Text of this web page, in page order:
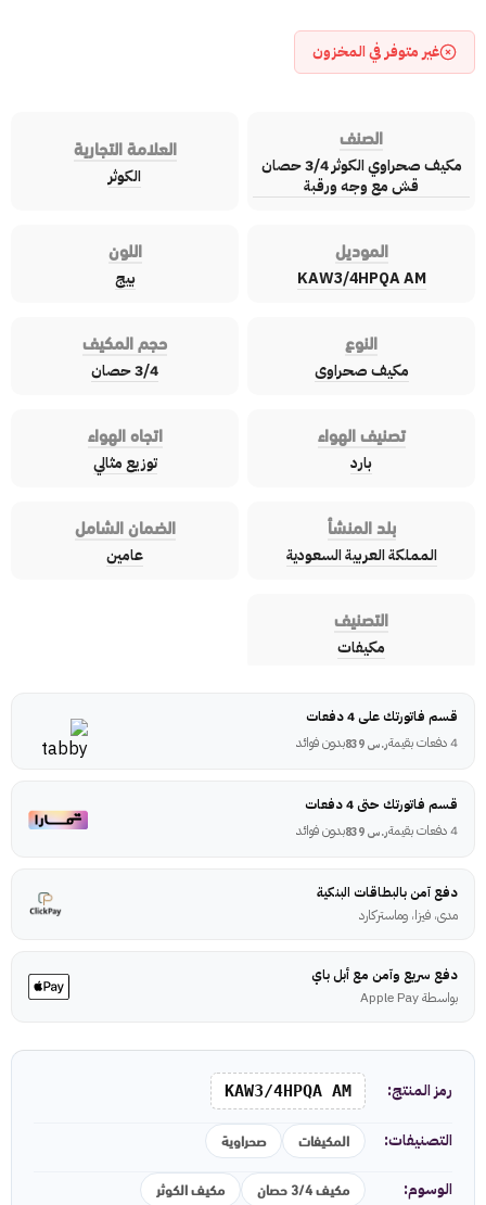
غير متوفر في المخزون
الصنف
مكيف صحراوي الكوثر 3/4 حصان
قش مع وجه ورقبة
العلامة التجارية
الكوثر
الموديل
KAW3/4HPQA AM
اللون
بيج
النوع
مكيف صحراوى
حجم المكيف
3/4 حصان
تصنيف الهواء
بارد
اتجاه الهواء
توزيع مثالي
بلد المنشأ
المملكة العربية السعودية
الضمان الشامل
عامين
التصنيف
مكيفات
قسم فاتورتك على 4 دفعات
4 دفعات بقيمة
ر.س بدون فوائد
قسم فاتورتك حتى 4 دفعات
4 دفعات بقيمة
ر.س بدون فوائد
دفع آمن بالبطاقات البنكية
مدى، فيزا، وماستركارد
دفع سريع وآمن مع أبل باي
بواسطة Apple Pay
رمز المنتج: KAW3/4HPQA AM
التصنيفات: المكيفات صحراوية
الوسوم: مكيف 3/4 حصان
مكيف الكوثر